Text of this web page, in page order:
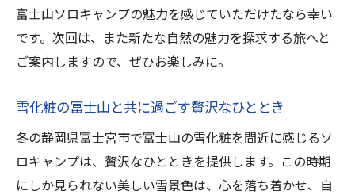
富士山ソロキャンプの魅力を感じていただけたなら幸い
です。次回は、また新たな自然の魅力を探求する旅へと
ご案内しますので、ぜひお楽しみに。
雪化粧の富士山と共に過ごす贅沢なひととき
冬の静岡県富士宮市で富士山の雪化粧を間近に感じるソ
ロキャンプは、贅沢なひとときを提供します。この時期
にしか見られない美しい雪景色は、心を落ち着かせ、自